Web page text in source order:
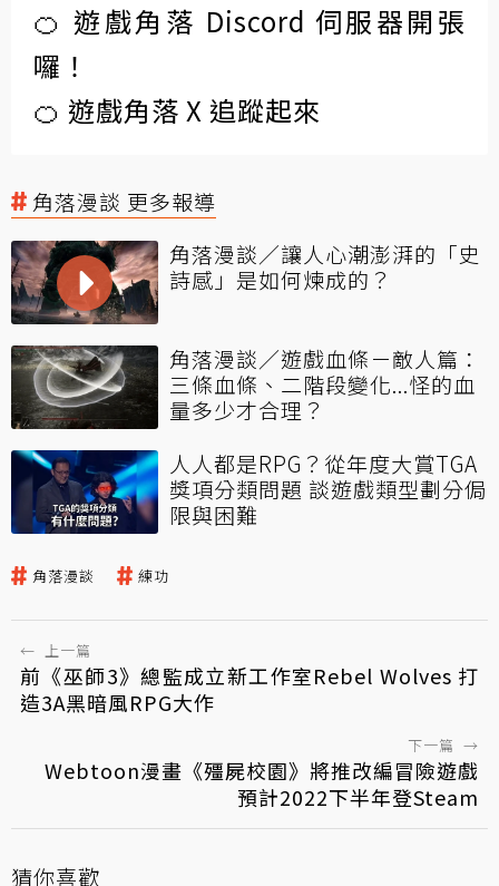
🍊 遊戲角落 Discord 伺服器開張
囉！
🍊 遊戲角落 X 追蹤起來
角落漫談 更多報導
角落漫談／讓人心潮澎湃的「史
詩感」是如何煉成的？
角落漫談／遊戲血條－敵人篇：
三條血條、二階段變化...怪的血
量多少才合理？
人人都是RPG？從年度大賞TGA
獎項分類問題 談遊戲類型劃分侷
限與困難
角落漫談 練功
← 上一篇
前《巫師3》總監成立新工作室Rebel Wolves 打
造3A黑暗風RPG大作
下一篇 →
Webtoon漫畫《殭屍校園》將推改編冒險遊戲
預計2022下半年登Steam
猜你喜歡